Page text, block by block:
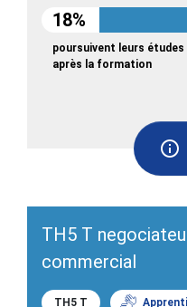
18%
poursuivent leurs études
après la formation
TH5 T
commercial
TH5 T